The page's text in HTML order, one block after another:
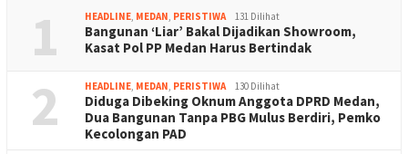
1 HEADLINE, MEDAN, PERISTIWA 131 Dilihat
Bangunan ‘Liar’ Bakal Dijadikan Showroom,
Kasat Pol PP Medan Harus Bertindak
2 HEADLINE, MEDAN, PERISTIWA 130 Dilihat
Diduga Dibeking Oknum Anggota DPRD Medan,
Dua Bangunan Tanpa PBG Mulus Berdiri, Pemko
Kecolongan PAD